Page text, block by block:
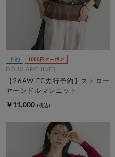
DOUX ARCHIVES
【26AW EC先行予約】ストロー
ヤーンドルマンニット
￥11,000